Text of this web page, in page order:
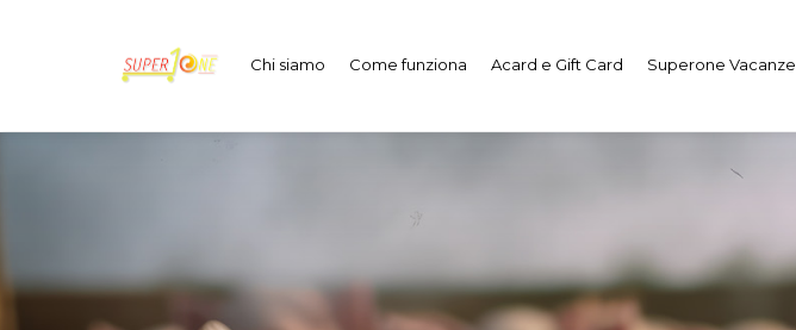
Chi siamo Come funziona Acard e Gift Card Superone Vacanze